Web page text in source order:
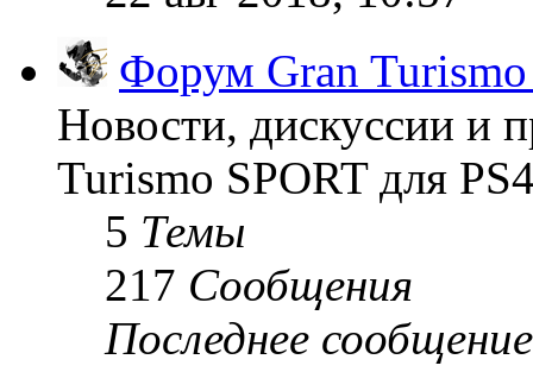
Форум Gran Turismo
Новости, дискуссии и
Turismo SPORT для
5 Темы
217 Сообщения
Последнее сообщение